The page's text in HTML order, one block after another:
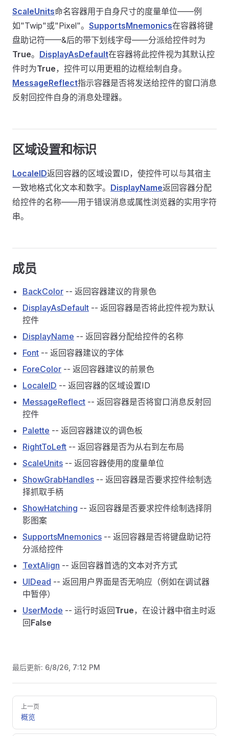
ScaleUnits命名容器用于自身尺寸的度量单位——例
如"Twip"或"Pixel"。 SupportsMnemonics在容器将键
盘助记符——&后的带下划线字母——分派给控件时为
True。 DisplayAsDefault在容器将此控件视为其默认控
件时为True，控件可以用更粗的边框绘制自身。
MessageReflect指示容器是否将发送给控件的窗口消息
反射回控件自身的消息处理器。
区域设置和标识
LocaleID返回容器的区域设置ID，使控件可以与其宿主
一致地格式化文本和数字。 DisplayName返回容器分配
给控件的名称——用于错误消息或属性浏览器的实用字符
串。
成员
BackColor -- 返回容器建议的背景色
DisplayAsDefault -- 返回容器是否将此控件视为默认
控件
DisplayName -- 返回容器分配给控件的名称
Font -- 返回容器建议的字体
ForeColor -- 返回容器建议的前景色
LocaleID -- 返回容器的区域设置ID
MessageReflect -- 返回容器是否将窗口消息反射回
控件
Palette -- 返回容器建议的调色板
RightToLeft -- 返回容器是否为从右到左布局
ScaleUnits -- 返回容器使用的度量单位
ShowGrabHandles -- 返回容器是否要求控件绘制选
择抓取手柄
ShowHatching -- 返回容器是否要求控件绘制选择阴
影图案
SupportsMnemonics -- 返回容器是否将键盘助记符
分派给控件
TextAlign -- 返回容器首选的文本对齐方式
UIDead -- 返回用户界面是否无响应（例如在调试器
中暂停）
UserMode -- 运行时返回True，在设计器中宿主时返
回False
最后更新: 6/8/26, 7:12 PM
Pager
上一页
概览